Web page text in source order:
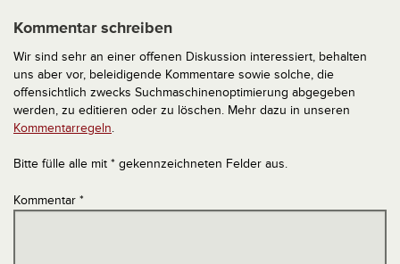
Kommentar schreiben
Wir sind sehr an einer offenen Diskussion interessiert, behalten
uns aber vor, beleidigende Kommentare sowie solche, die
offensichtlich zwecks Suchmaschinenoptimierung abgegeben
werden, zu editieren oder zu löschen. Mehr dazu in unseren
Kommentarregeln.
Bitte fülle alle mit * gekennzeichneten Felder aus.
Kommentar *